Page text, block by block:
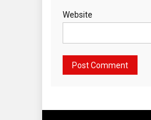
Website